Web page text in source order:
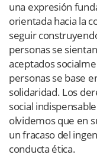
una expresión
orientada hacia la
seguir
personas se
aceptados
personas se base
solidaridad. Los
social
olvidemos que en
un fracaso del
conducta ética.